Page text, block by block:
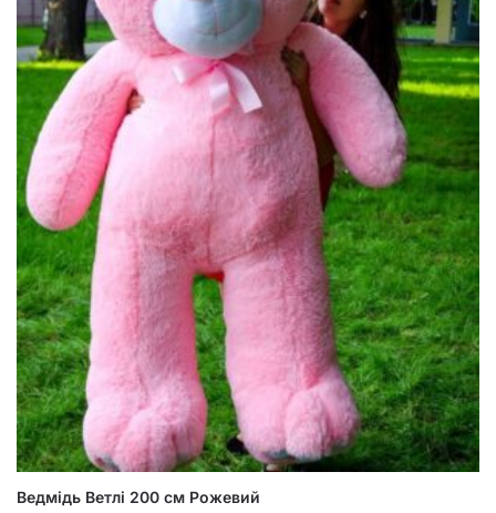
Ведмідь Ветлі 200 см Рожевий